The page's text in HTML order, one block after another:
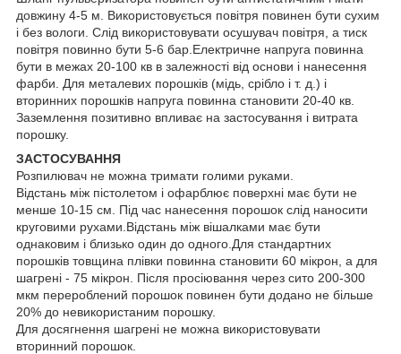
довжину 4-5 м. Використовується повітря повинен бути сухим
і без вологи. Слід використовувати осушувач повітря, а тиск
повітря повинно бути 5-6 бар.Електричне напруга повинна
бути в межах 20-100 кв в залежності від основи і нанесення
фарби. Для металевих порошків (мідь, срібло і т. д.) і
вторинних порошків напруга повинна становити 20-40 кв.
Заземлення позитивно впливає на застосування і витрата
порошку.
ЗАСТОСУВАННЯ
Розпилювач не можна тримати голими руками.
Відстань між пістолетом і офарблює поверхні має бути не
менше 10-15 см. Під час нанесення порошок слід наносити
круговими рухами.Відстань між вішалками має бути
однаковим і близько один до одного.Для стандартних
порошків товщина плівки повинна становити 60 мікрон, а для
шагрені - 75 мікрон. Після просіювання через сито 200-300
мкм перероблений порошок повинен бути додано не більше
20% до невикористаним порошку.
Для досягнення шагрені не можна використовувати
вторинний порошок.